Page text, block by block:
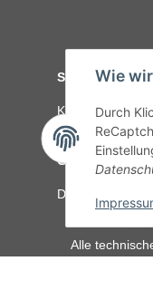
Wie
Durch
Service
Kontakt C-
Gesetzliche
Datenschutz
Alle